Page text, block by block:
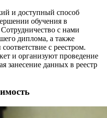
и доступный способ
обучения в
с нами
диплома, а также
с реестром.
и организуют проведение
занесение данных в реестр